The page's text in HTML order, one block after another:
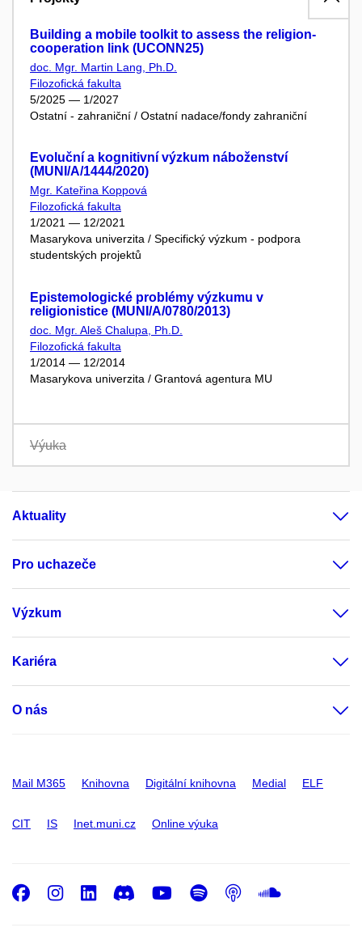
Building a mobile toolkit to assess the religion-
cooperation link (UCONN25)
doc. Mgr. Martin Lang, Ph.D.
Filozofická fakulta
5/2025 — 1/2027
Ostatní - zahraniční / Ostatní nadace/fondy zahraniční
Evoluční a kognitivní výzkum náboženství
(MUNI/A/1444/2020)
Mgr. Kateřina Koppová
Filozofická fakulta
1/2021 — 12/2021
Masarykova univerzita / Specifický výzkum - podpora
studentských projektů
Epistemologické problémy výzkumu v
religionistice (MUNI/A/0780/2013)
doc. Mgr. Aleš Chalupa, Ph.D.
Filozofická fakulta
1/2014 — 12/2014
Masarykova univerzita / Grantová agentura MU
Výuka
Aktuality
Pro uchazeče
Výzkum
Kariéra
O nás
Mail M365 Knihovna Digitální knihovna Medial ELF
CIT IS Inet.muni.cz Online výuka
Facebook
Instagram
LinkedIn
DiscordYoutube
Spotify
Podcast